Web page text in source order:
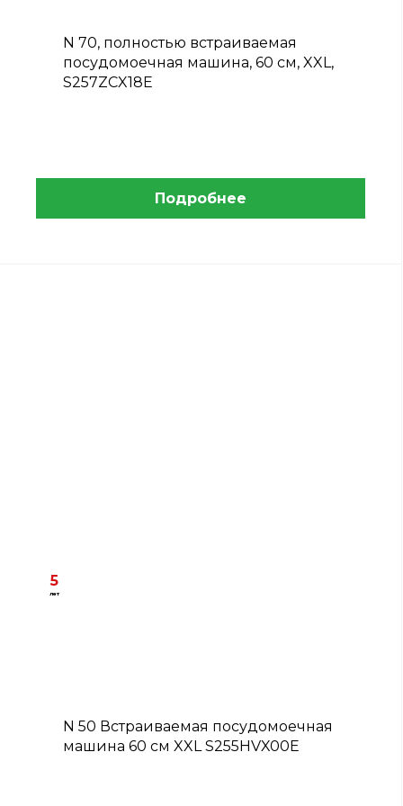
N 70, полностью встраиваемая
посудомоечная машина, 60 см, XXL,
S257ZCX18E
Подробнее
5
лет
N 50 Встраиваемая посудомоечная
машина 60 см XXL S255HVX00E